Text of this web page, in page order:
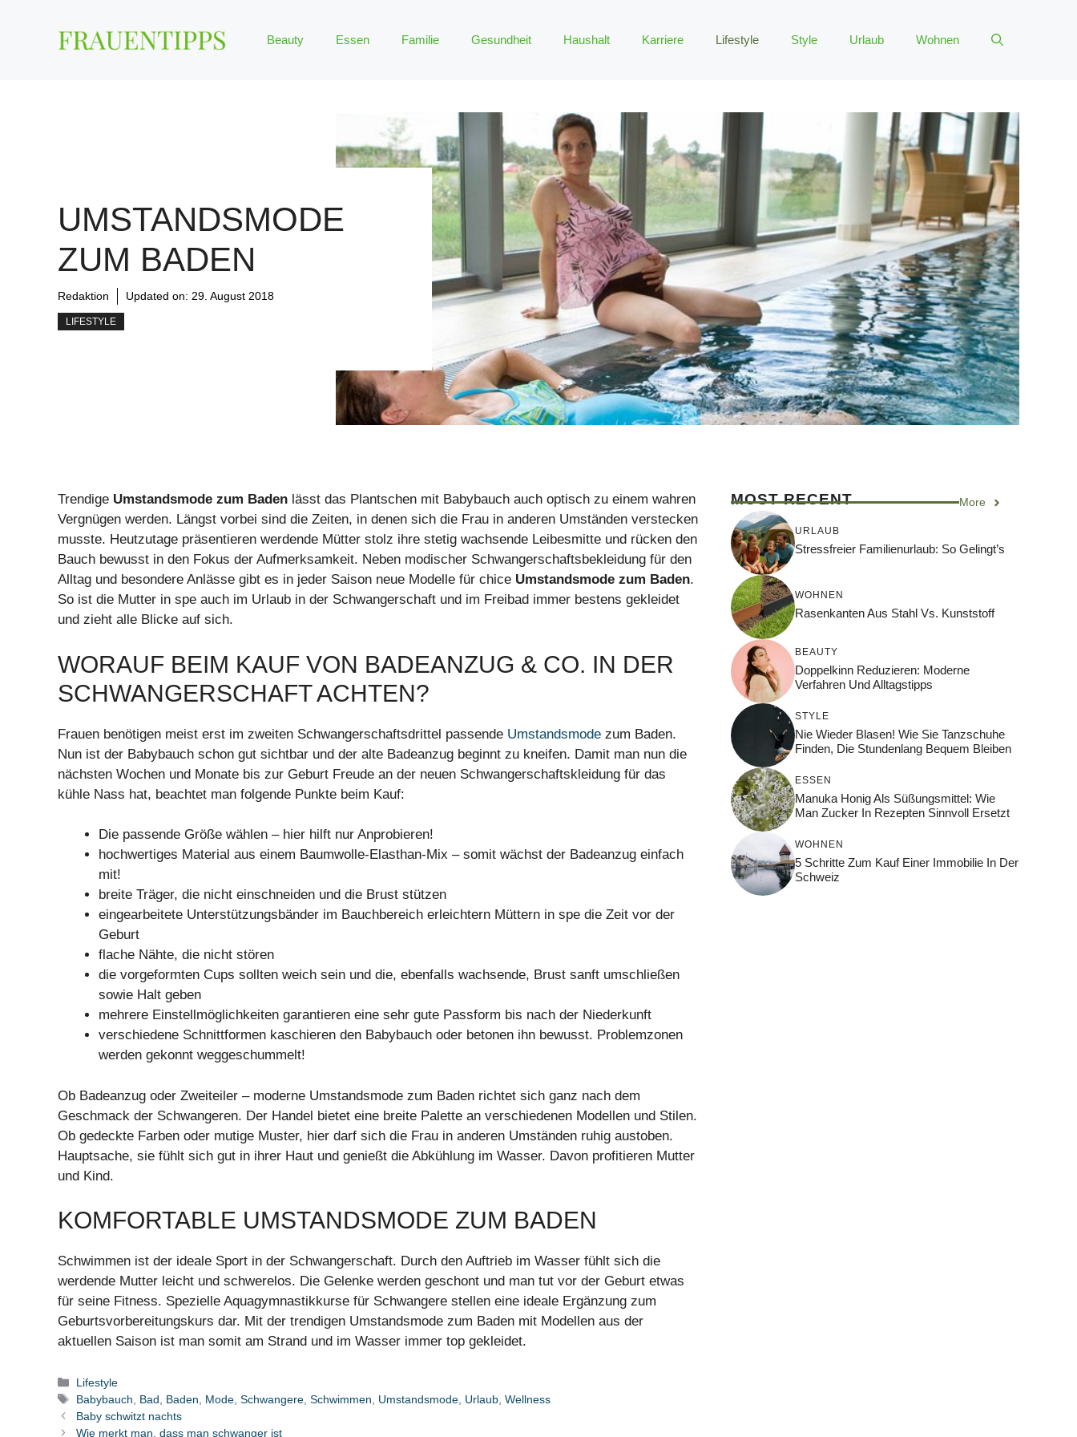
Beauty Essen Familie Gesundheit Haushalt Karriere Lifestyle Style Urlaub Wohnen
UMSTANDSMODE
ZUM BADEN
Redaktion Updated on: 29. August 2018
LIFESTYLE
Trendige Umstandsmode zum Baden lässt das Plantschen mit Babybauch auch optisch zu einem wahren
Vergnügen werden. Längst vorbei sind die Zeiten, in denen sich die Frau in anderen Umständen verstecken
musste. Heutzutage präsentieren werdende Mütter stolz ihre stetig wachsende Leibesmitte und rücken den
Bauch bewusst in den Fokus der Aufmerksamkeit. Neben modischer Schwangerschaftsbekleidung für den
Alltag und besondere Anlässe gibt es in jeder Saison neue Modelle für chice Umstandsmode zum Baden.
So ist die Mutter in spe auch im Urlaub in der Schwangerschaft und im Freibad immer bestens gekleidet
und zieht alle Blicke auf sich.
WORAUF BEIM KAUF VON BADEANZUG & CO. IN DER
SCHWANGERSCHAFT ACHTEN?
Frauen benötigen meist erst im zweiten Schwangerschaftsdrittel passende Umstandsmode zum Baden.
Nun ist der Babybauch schon gut sichtbar und der alte Badeanzug beginnt zu kneifen. Damit man nun die
nächsten Wochen und Monate bis zur Geburt Freude an der neuen Schwangerschaftskleidung für das
kühle Nass hat, beachtet man folgende Punkte beim Kauf:
Die passende Größe wählen – hier hilft nur Anprobieren!
hochwertiges Material aus einem Baumwolle-Elasthan-Mix – somit wächst der Badeanzug einfach
mit!
breite Träger, die nicht einschneiden und die Brust stützen
eingearbeitete Unterstützungsbänder im Bauchbereich erleichtern Müttern in spe die Zeit vor der
Geburt
flache Nähte, die nicht stören
die vorgeformten Cups sollten weich sein und die, ebenfalls wachsende, Brust sanft umschließen
sowie Halt geben
mehrere Einstellmöglichkeiten garantieren eine sehr gute Passform bis nach der Niederkunft
verschiedene Schnittformen kaschieren den Babybauch oder betonen ihn bewusst. Problemzonen
werden gekonnt weggeschummelt!
Ob Badeanzug oder Zweiteiler – moderne Umstandsmode zum Baden richtet sich ganz nach dem
Geschmack der Schwangeren. Der Handel bietet eine breite Palette an verschiedenen Modellen und Stilen.
Ob gedeckte Farben oder mutige Muster, hier darf sich die Frau in anderen Umständen ruhig austoben.
Hauptsache, sie fühlt sich gut in ihrer Haut und genießt die Abkühlung im Wasser. Davon profitieren Mutter
und Kind.
KOMFORTABLE UMSTANDSMODE ZUM BADEN
Schwimmen ist der ideale Sport in der Schwangerschaft. Durch den Auftrieb im Wasser fühlt sich die
werdende Mutter leicht und schwerelos. Die Gelenke werden geschont und man tut vor der Geburt etwas
für seine Fitness. Spezielle Aquagymnastikkurse für Schwangere stellen eine ideale Ergänzung zum
Geburtsvorbereitungskurs dar. Mit der trendigen Umstandsmode zum Baden mit Modellen aus der
aktuellen Saison ist man somit am Strand und im Wasser immer top gekleidet.
Kategorien
Lifestyle
Schlagwörter
Babybauch Bad Baden Mode ,Schwangere ,Schwimmen Umstandsmode Urlaub ,Wellness
Baby schwitzt nachts
Wie merkt man, dass man schwanger ist
MOST RECENT More
URLAUB
Stressfreier Familienurlaub: So Gelingt’s
WOHNEN
Rasenkanten Aus Stahl Vs. Kunststoff
BEAUTY
Doppelkinn Reduzieren: Moderne
Verfahren Und Alltagstipps
STYLE
Nie Wieder Blasen! Wie Sie Tanzschuhe
Finden, Die Stundenlang Bequem Bleiben
ESSEN
Manuka Honig Als Süßungsmittel: Wie
Man Zucker In Rezepten Sinnvoll Ersetzt
WOHNEN
5 Schritte Zum Kauf Einer Immobilie In Der
Schweiz